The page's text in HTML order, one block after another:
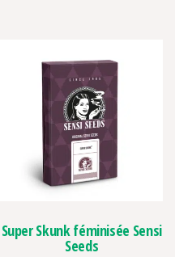
Super Skunk féminisée Sensi
Seeds